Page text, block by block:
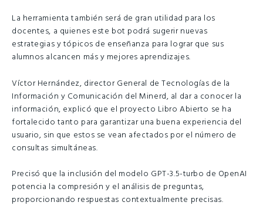
La herramienta también será de gran utilidad para los
docentes, a quienes este bot podrá sugerir nuevas
estrategias y tópicos de enseñanza para lograr que sus
alumnos alcancen más y mejores aprendizajes.
Víctor Hernández, director General de Tecnologías de la
Información y Comunicación del Minerd, al dar a conocer la
información, explicó que el proyecto Libro Abierto se ha
fortalecido tanto para garantizar una buena experiencia del
usuario, sin que estos se vean afectados por el número de
consultas simultáneas.
Precisó que la inclusión del modelo GPT-3.5-turbo de OpenAI
potencia la compresión y el análisis de preguntas,
proporcionando respuestas contextualmente precisas.